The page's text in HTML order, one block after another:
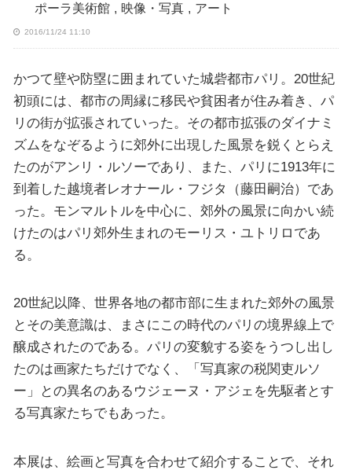
ポーラ美術館 , 映像・写真 , アート
2016/11/24 11:10
かつて壁や防塁に囲まれていた城砦都市パリ。20世紀
初頭には、都市の周縁に移民や貧困者が住み着き、パ
リの街が拡張されていった。その都市拡張のダイナミ
ズムをなぞるように郊外に出現した風景を鋭くとらえ
たのがアンリ・ルソーであり、また、パリに1913年に
到着した越境者レオナール・フジタ（藤田嗣治）であ
った。モンマルトルを中心に、郊外の風景に向かい続
けたのはパリ郊外生まれのモーリス・ユトリロであ
る。
20世紀以降、世界各地の都市部に生まれた郊外の風景
とその美意識は、まさにこの時代のパリの境界線上で
醸成されたのである。パリの変貌する姿をうつし出し
たのは画家たちだけでなく、「写真家の税関吏ルソ
ー」との異名のあるウジェーヌ・アジェを先駆者とす
る写真家たちでもあった。
本展は、絵画と写真を合わせて紹介することで、それ